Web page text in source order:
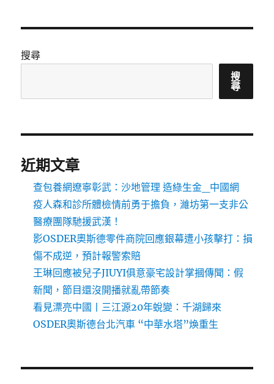
搜尋
搜
尋
近期文章
查包養網遼寧彰武：沙地管理 造綠生金_中國網
疫人森和診所體檢情前勇于擔負，濰坊第一支非公
醫療團隊馳援武漢！
影OSDER奧斯德零件商院回應銀幕遭小孩擊打：損
傷不成逆，預計報警索賠
王琳回應被兒子JIUYI俱意豪宅設計掌摑傳聞：假
新聞，節目還沒開播就亂帶節奏
看見漂亮中國丨三江源20年蛻變：千湖歸來
OSDER奧斯德台北汽車 “中華水塔”煥重生